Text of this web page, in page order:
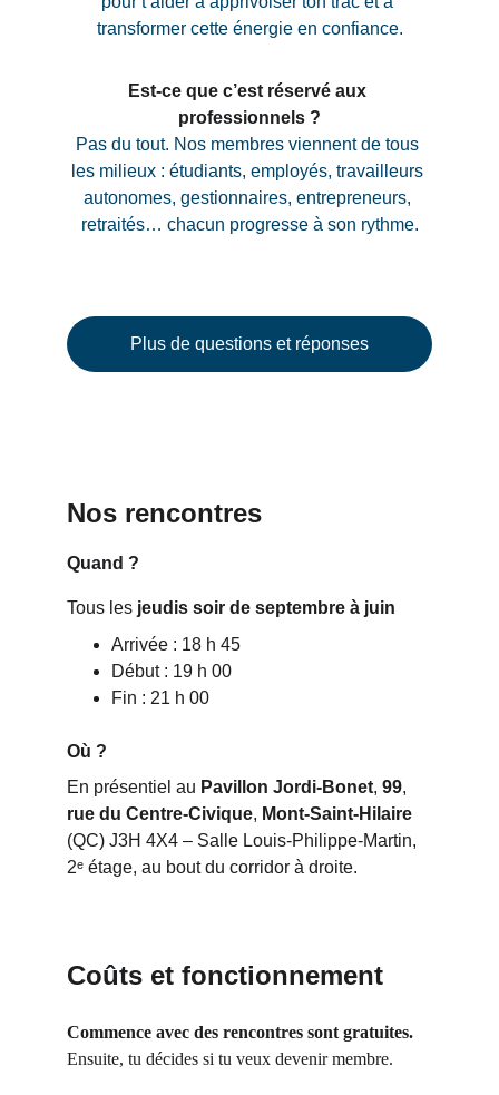
transformer cette énergie en confiance.
Est-ce que c’est réservé aux
professionnels ?
Pas du tout. Nos membres viennent de tous
les milieux : étudiants, employés, travailleurs
autonomes, gestionnaires, entrepreneurs,
retraités… chacun progresse à son rythme.
Plus de questions et réponses
Nos rencontres
Quand ?
Tous les jeudis soir de septembre à juin
Arrivée : 18 h 45
Début : 19 h 00
Fin : 21 h 00
Où ?
En présentiel au Pavillon Jordi-Bonet, 99,
rue du Centre-Civique, Mont-Saint-Hilaire
(QC) J3H 4X4 – Salle Louis-Philippe-Martin,
2ᵉ étage, au bout du corridor à droite.
Commence avec des rencontres sont gratuites.
Ensuite, tu décides si tu veux devenir membre.
Coûts et fonctionnement